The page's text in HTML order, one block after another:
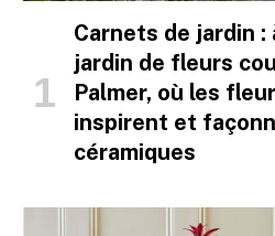
Carnets de jardin :
jardin de fleurs
Palmer, où les
inspirent et
céramiques